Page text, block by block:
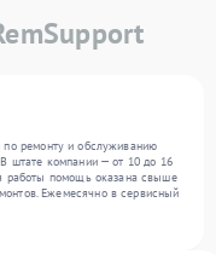
по ремонту и обслуживанию
штате компании — от 10 до 16
работы помощь оказана свыше
Ежемесячно в сервисный
с широким спектром
обслуживания благодаря